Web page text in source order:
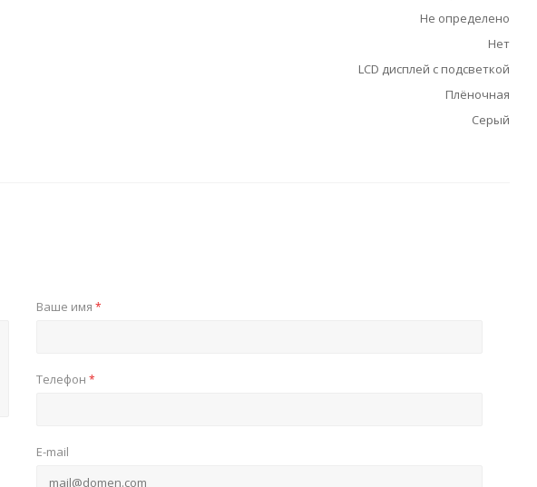
Не определено
Нет
LCD дисплей с подсветкой
Плёночная
Серый
Ваше имя *
Телефон *
E-mail